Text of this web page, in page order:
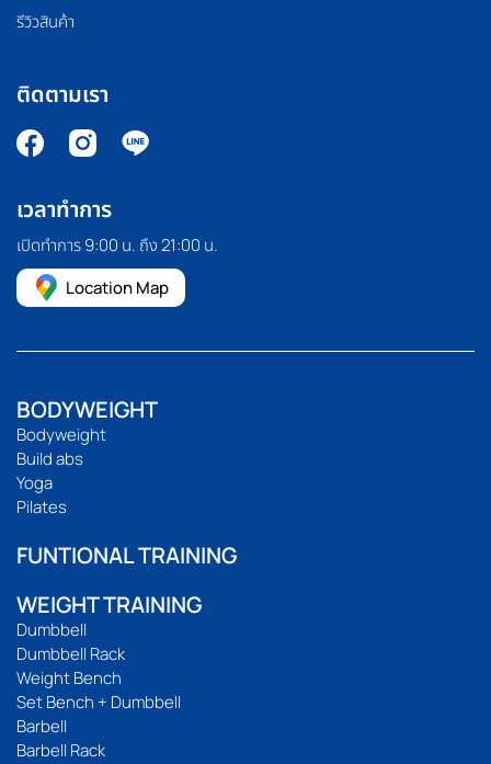
รีวิวสินค้า
ติดตามเรา
เวลาทำการ
เปิดทำการ 9:00 น. ถึง 21:00 น.
Location Map
BODYWEIGHT
Bodyweight
Build abs
Yoga
Pilates
FUNTIONAL TRAINING
WEIGHT TRAINING
Dumbbell
Dumbbell Rack
Weight Bench
Set Bench + Dumbbell
Barbell
Barbell Rack